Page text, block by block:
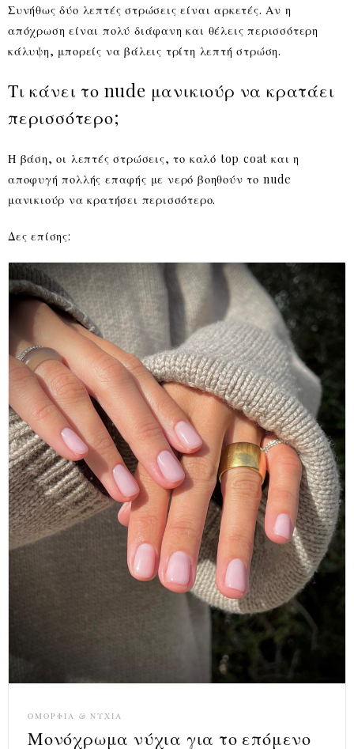
Συνήθως δύο λεπτές στρώσεις είναι αρκετές. Αν η
απόχρωση είναι πολύ διάφανη και θέλεις περισσότερη
κάλυψη, μπορείς να βάλεις τρίτη λεπτή στρώση.
Τι κάνει το nude μανικιούρ να κρατάει
περισσότερο;
Η βάση, οι λεπτές στρώσεις, το καλό top coat και η
αποφυγή πολλής επαφής με νερό βοηθούν το nude
μανικιούρ να κρατήσει περισσότερο.
Δες επίσης:
ΟΜΟΡΦΙΆ & ΝΎΧΙΑ
Μονόχρωμα νύχια για το επόμενο